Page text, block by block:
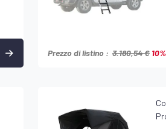
Prezzo di listino : 3.180,54 € 10%